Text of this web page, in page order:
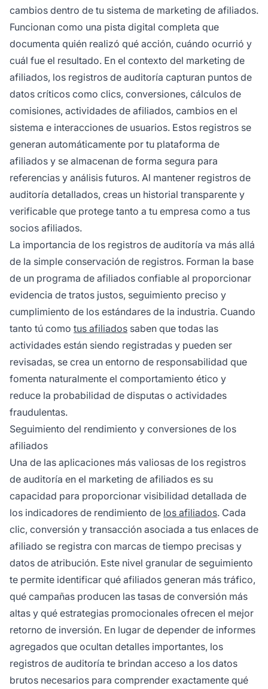
cambios dentro de tu sistema de marketing de afiliados.
Funcionan como una pista digital completa que
documenta quién realizó qué acción, cuándo ocurrió y
cuál fue el resultado. En el contexto del marketing de
afiliados, los registros de auditoría capturan puntos de
datos críticos como clics, conversiones, cálculos de
comisiones, actividades de afiliados, cambios en el
sistema e interacciones de usuarios. Estos registros se
generan automáticamente por tu plataforma de
afiliados y se almacenan de forma segura para
referencias y análisis futuros. Al mantener registros de
auditoría detallados, creas un historial transparente y
verificable que protege tanto a tu empresa como a tus
socios afiliados.
La importancia de los registros de auditoría va más allá
de la simple conservación de registros. Forman la base
de un programa de afiliados confiable al proporcionar
evidencia de tratos justos, seguimiento preciso y
cumplimiento de los estándares de la industria. Cuando
tanto tú como tus afiliados saben que todas las
actividades están siendo registradas y pueden ser
revisadas, se crea un entorno de responsabilidad que
fomenta naturalmente el comportamiento ético y
reduce la probabilidad de disputas o actividades
fraudulentas.
Seguimiento del rendimiento y conversiones de los
afiliados
Una de las aplicaciones más valiosas de los registros
de auditoría en el marketing de afiliados es su
capacidad para proporcionar visibilidad detallada de
los indicadores de rendimiento de los afiliados. Cada
clic, conversión y transacción asociada a tus enlaces de
afiliado se registra con marcas de tiempo precisas y
datos de atribución. Este nivel granular de seguimiento
te permite identificar qué afiliados generan más tráfico,
qué campañas producen las tasas de conversión más
altas y qué estrategias promocionales ofrecen el mejor
retorno de inversión. En lugar de depender de informes
agregados que ocultan detalles importantes, los
registros de auditoría te brindan acceso a los datos
brutos necesarios para comprender exactamente qué